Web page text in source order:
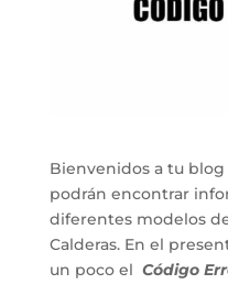
Bienvenidos a tu
podrán encontrar
diferentes modelos
Calderas. En el
un poco el Código